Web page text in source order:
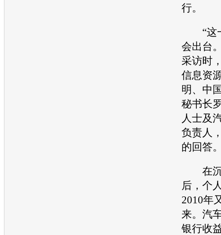
行。
“这
会出台
采访时
信息资
明、中
秘书长
人士及
负责人
的回答
在沉
后，个
2010年
来。汽
银行收